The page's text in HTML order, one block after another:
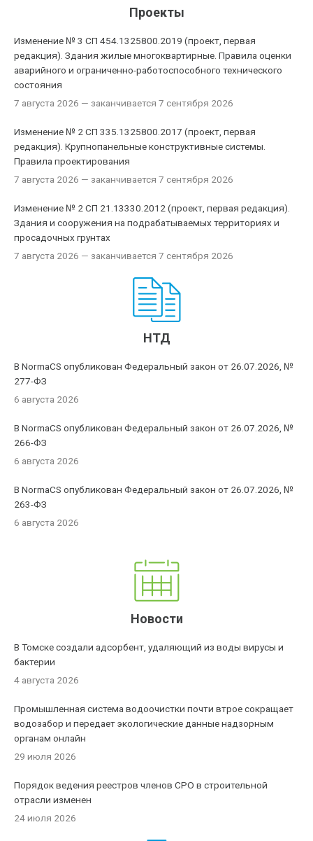
Проекты
Изменение № 3 СП 454.1325800.2019 (проект, первая
редакция). Здания жилые многоквартирные. Правила оценки
аварийного и ограниченно-работоспособного технического
состояния
7 августа 2026 — заканчивается 7 сентября 2026
Изменение № 2 СП 335.1325800.2017 (проект, первая
редакция). Крупнопанельные конструктивные системы.
Правила проектирования
7 августа 2026 — заканчивается 7 сентября 2026
Изменение № 2 СП 21.13330.2012 (проект, первая редакция).
Здания и сооружения на подрабатываемых территориях и
просадочных грунтах
7 августа 2026 — заканчивается 7 сентября 2026
НТД
В NormaCS опубликован Федеральный закон от 26.07.2026, №
277-ФЗ
6 августа 2026
В NormaCS опубликован Федеральный закон от 26.07.2026, №
266-ФЗ
6 августа 2026
В NormaCS опубликован Федеральный закон от 26.07.2026, №
263-ФЗ
6 августа 2026
Новости
В Томске создали адсорбент, удаляющий из воды вирусы и
бактерии
4 августа 2026
Промышленная система водоочистки почти втрое сокращает
водозабор и передает экологические данные надзорным
органам онлайн
29 июля 2026
Порядок ведения реестров членов СРО в строительной
отрасли изменен
24 июля 2026